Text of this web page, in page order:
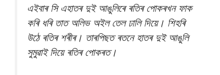
এইবাৰ সি এহাতৰ দুই আঙুলিৰে ৰতিৰ পোকৰখন ফাক
কৰি ধৰি তাত অলিভ অইল তেল ঢালি দিয়ে। শিহৰি
উঠে ৰতিৰ শৰীৰ। তাৰপিছত ৰতনে হাতৰ দুই আঙুলি
সুমুৱাই দিয়ে ৰতিৰ পোকৰত।